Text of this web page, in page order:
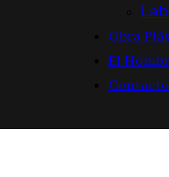
Obra
El
Contacto